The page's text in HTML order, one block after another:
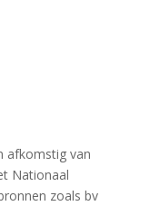
afkomstig van
Nationaal
zoals bv